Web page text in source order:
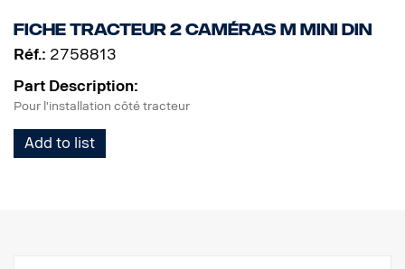
Fiche tracteur 2 caméras M MINI DIN
Réf.: 2758813
Part Description:
Pour l'installation côté tracteur
Add to list